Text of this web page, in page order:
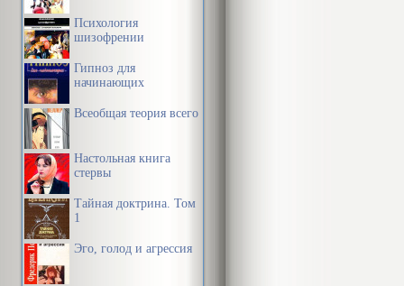
Психология
шизофрении
Гипноз для
начинающих
Всеобщая теория всего
Настольная книга
стервы
Тайная доктрина. Том
1
Эго, голод и агрессия